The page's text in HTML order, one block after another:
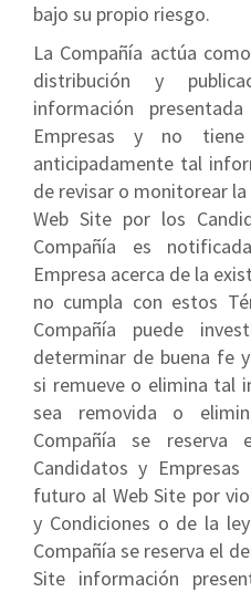
bajo su propio riesgo.
La Compañía actúa
distribución y
información
Empresas y no
anticipadamente tal
de revisar o monitorear
Web Site por los
Compañía es
Empresa acerca de la
no cumpla con estos
Compañía puede
determinar de buena fe
si remueve o elimina tal
sea removida o
Compañía se reserva
Candidatos y
futuro al Web Site por
y Condiciones o de la
Compañía se reserva el
Site información